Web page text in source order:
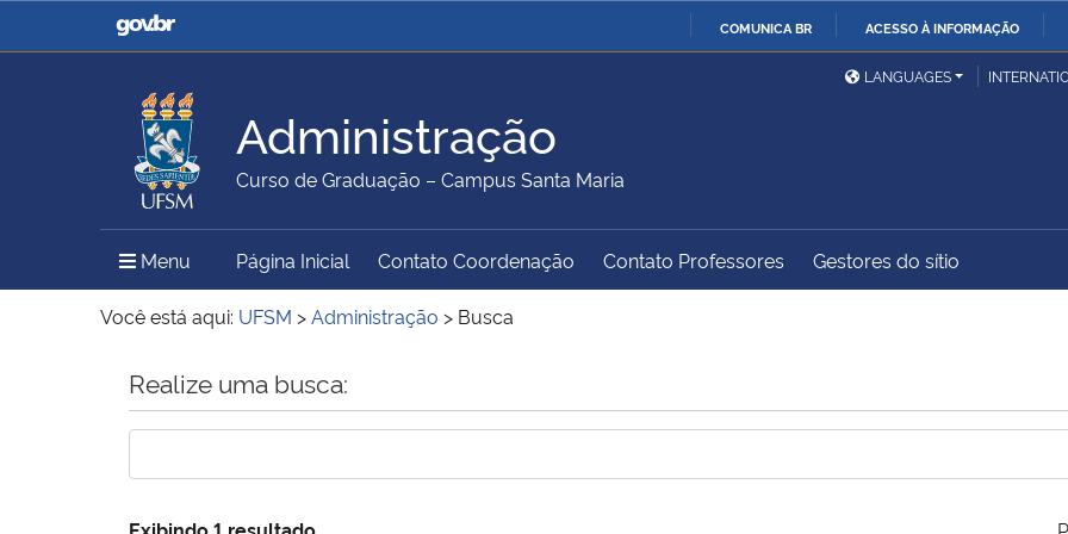
COMUNICA BR ACESSO À INFORMAÇÃO
Casa Civil
Ministério da Justiça e
Ministério da Defesa
Ministério das Relações
Exteriores
Ministério da Agricultura,
Pecuária e Abastecimento
Ministério da Educação
Ministério do Meio Ambiente Ministério do Turismo
Ministério do
Controladoria-Geral da
LANGUAGES
Administração
Curso de Graduação – Campus Santa Maria
Menu Menu Principal do Sítio
Página Inicial Contato Coordenação Contato Professores Gestores do sítio
Você está aqui: UFSM >Administração > Busca
Início do conteúdo
Realize uma busca:
Exibindo 1 resultado